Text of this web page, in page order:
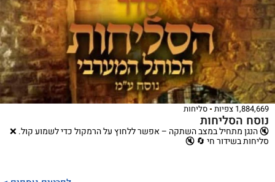
1,884,669 צפיות סליחות
נוסח הסליחות
🔇 הנגן מתחיל במצב השתקה – אפשר ללחוץ על הרמקול כדי לשמוע קול. ❌
סליחות בשידור חי 🔄 🔇